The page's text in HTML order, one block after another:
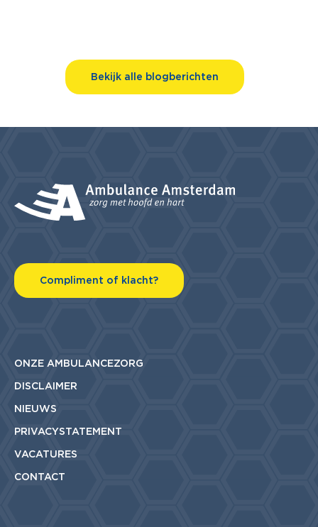
Bekijk alle blogberichten
Compliment of klacht?
ONZE AMBULANCEZORG
DISCLAIMER
NIEUWS
PRIVACYSTATEMENT
VACATURES
CONTACT